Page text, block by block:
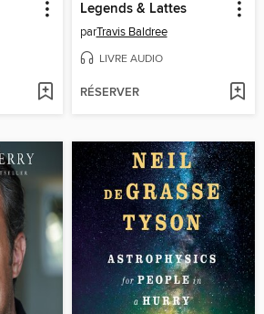
Legends & Lattes
parTravis Baldree
LIVRE AUDIO
RÉSERVER